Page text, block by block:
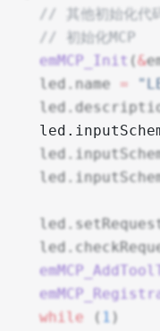
// 其他初始化代
  // 初始化MCP
  emMCP_Init
( &
  led.name
=
  while
( 1 )